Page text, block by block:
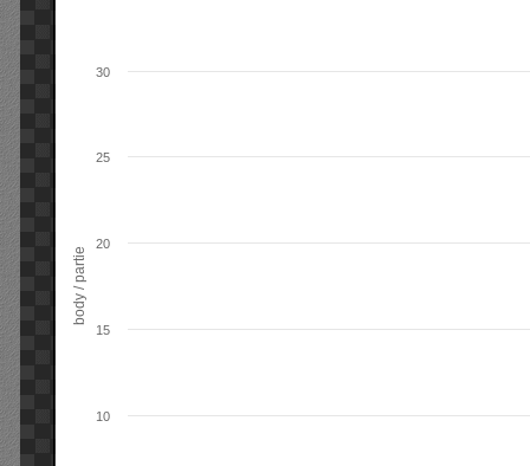
body / partie
10
15
20
25
30